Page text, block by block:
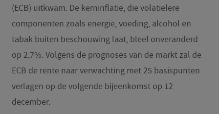
(ECB) uitkwam. De kerninflatie, die volatielere
componenten zoals energie, voeding, alcohol en
tabak buiten beschouwing laat, bleef onveranderd
op 2,7%. Volgens de prognoses van de markt zal de
ECB de rente naar verwachting met 25 basispunten
verlagen op de volgende bijeenkomst op 12
december.